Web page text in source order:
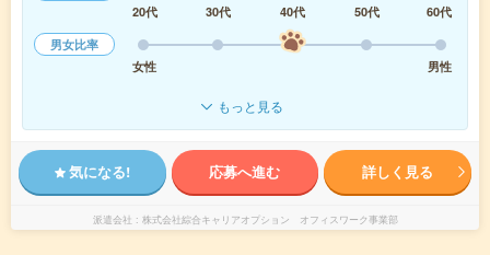
20代
30代 40代 50代
60代
男女比率
女性
男性
もっと見る
気になる! 応募へ進む 詳しく見る
派遣会社 株式会社綜合キャリアオプション オフィスワーク事業部